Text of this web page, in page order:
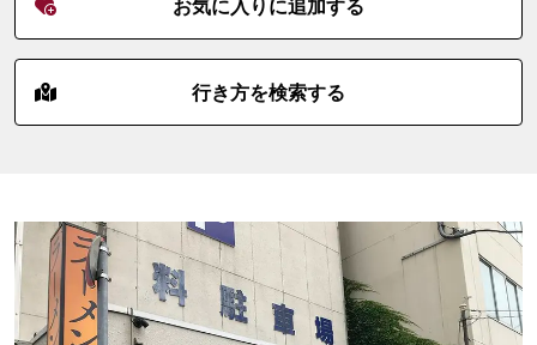
お気に入りに追加する
行き方を検索する